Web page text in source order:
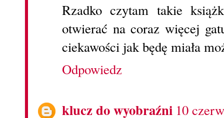
Rzadko czytam takie
otwierać na coraz więcej
ciekawości jak będę miała
Odpowiedz
klucz do wyobraźni 10